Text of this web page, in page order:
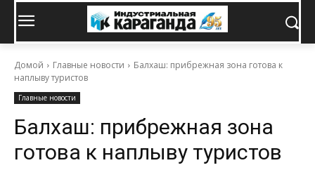
Домой Главные новости
Балхаш: прибрежная зона готова к
наплыву туристов
Главные новости
Балхаш: прибрежная зона
готова к наплыву туристов